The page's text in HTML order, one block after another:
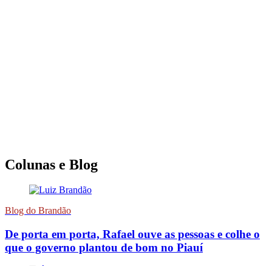
Colunas e Blog
Blog do Brandão
De porta em porta, Rafael ouve as pessoas e colhe o
que o governo plantou de bom no Piauí